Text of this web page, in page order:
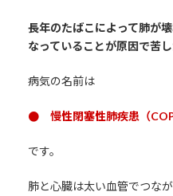
長年のたばこによって肺が
なっていることが原因で苦し
病気の名前は
● 慢性閉塞性肺疾患（
です。
肺と心臓は太い血管でつな